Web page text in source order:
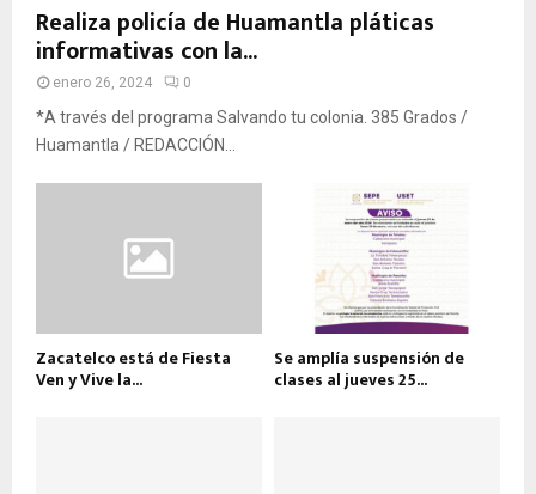
Realiza policía de Huamantla pláticas
informativas con la...
enero 26, 2024 0
*A través del programa Salvando tu colonia. 385 Grados /
Huamantla / REDACCIÓN...
Zacatelco está de Fiesta
Ven y Vive la...
Se amplía suspensión de
clases al jueves 25...